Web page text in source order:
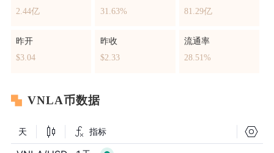
2.44亿
31.63%
81.29亿
昨开
$3.04
昨收
$2.33
流通率
28.51%
VNLA币数据